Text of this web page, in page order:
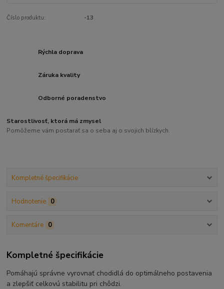
Číslo produktu: -13
Rýchla doprava
Záruka kvality
Odborné poradenstvo
Starostlivosť, ktorá má zmysel
Pomôžeme vám postarať sa o seba aj o svojich blízkych.
Kompletné špecifikácie
Hodnotenie 0
Komentáre 0
Kompletné špecifikácie
Pomáhajú správne vyrovnať chodidlá do optimálneho postavenia
a zlepšiť celkovú stabilitu pri chôdzi.